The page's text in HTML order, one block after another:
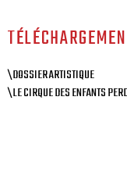
\DOSSIER ARTISTIQUE
\LE CIRQUE DES ENFANTS